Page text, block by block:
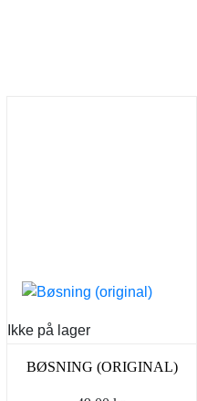
Ikke på lager
BØSNING (ORIGINAL)